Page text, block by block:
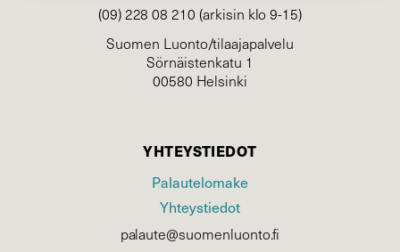
(09) 228 08 210 (arkisin klo 9-15)
Suomen Luonto/tilaajapalvelu
Sörnäistenkatu 1
00580 Helsinki
YHTEYSTIEDOT
Palautelomake
Yhteystiedot
palaute@suomenluonto.fi